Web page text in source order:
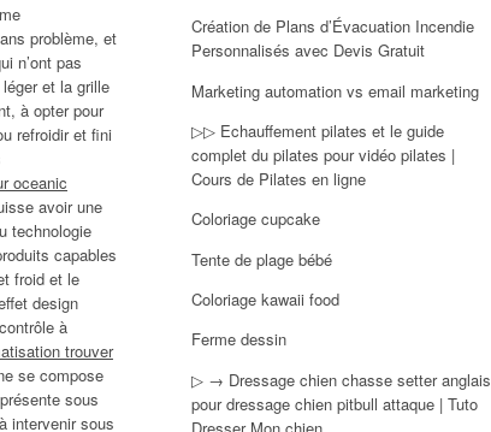
problème, et
n’ont pas
et la grille
à opter pour
refroidir et fini
oceanic
avoir une
technologie
capables
froid et le
design
à
trouver
se compose
sous
intervenir sous
Création de Plans d’Évacuation Incendie
Personnalisés avec Devis Gratuit
Marketing automation vs email marketing
▷▷ Echauffement pilates et le guide
complet du pilates pour vidéo pilates |
Cours de Pilates en ligne
Coloriage cupcake
Tente de plage bébé
Coloriage kawaii food
Ferme dessin
▷ → Dressage chien chasse setter anglais
pour dressage chien pitbull attaque | Tuto
Dresser Mon chien